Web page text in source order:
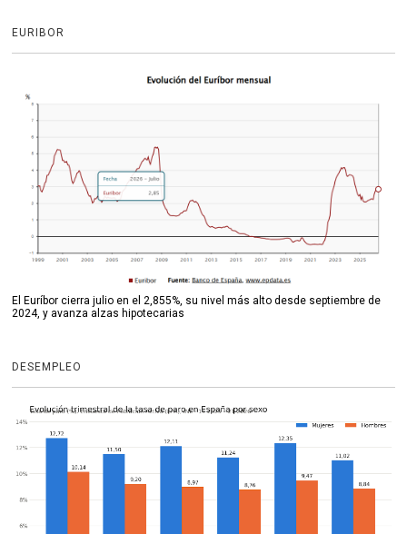
EURIBOR
El Euríbor cierra julio en el 2,855%, su nivel más alto desde septiembre de
2024, y avanza alzas hipotecarias
DESEMPLEO